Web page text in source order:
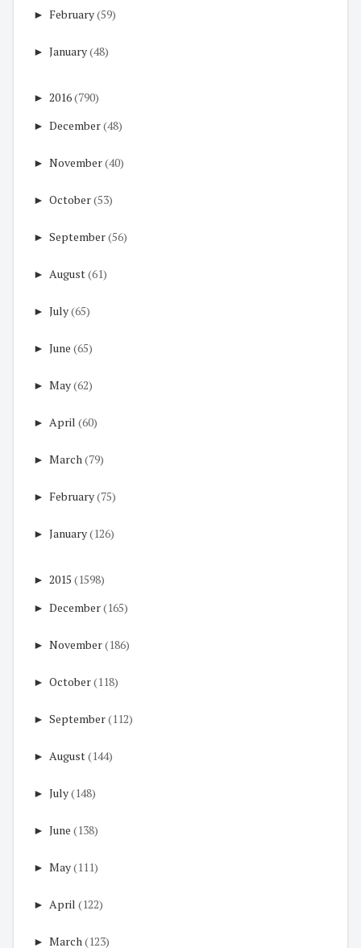
► February(59)
► January(48)
► 2016(790)
► December(48)
► November(40)
► October(53)
► September(56)
► August(61)
► July(65)
► June (65)
► May(62)
► April (60)
► March(79)
► February(75)
► January(126)
► 2015 (1598)
► December(165)
► November(186)
► October(118)
► September(112)
► August(144)
► July(148)
► June (138)
► May(111)
► April (122)
► March(123)